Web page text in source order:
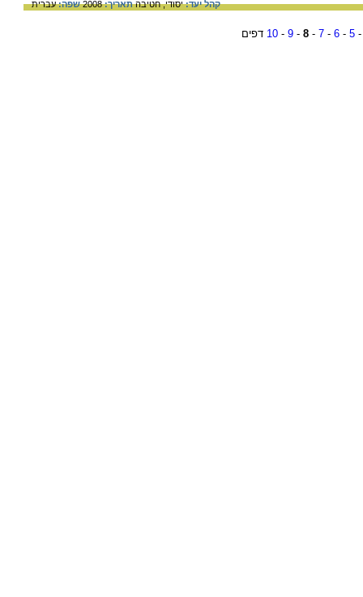
קהל יעד:יסודי,חטיבהתאריך:2008 שפה:עברית
5
-
6
-
7
-
8
-
9
-
10 דפים